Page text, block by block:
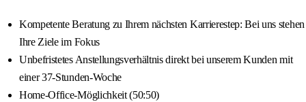
Kompetente Beratung zu Ihrem nächsten Karrierestep: Bei uns stehen
Ihre Ziele im Fokus
Unbefristetes Anstellungsverhältnis direkt bei unserem Kunden mit
einer 37-Stunden-Woche
Home-Office-Möglichkeit (50:50)